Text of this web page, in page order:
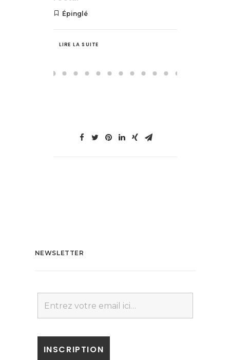
LIRE LA SUITE
NEWSLETTER